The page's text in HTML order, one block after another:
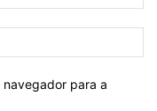
navegador para a